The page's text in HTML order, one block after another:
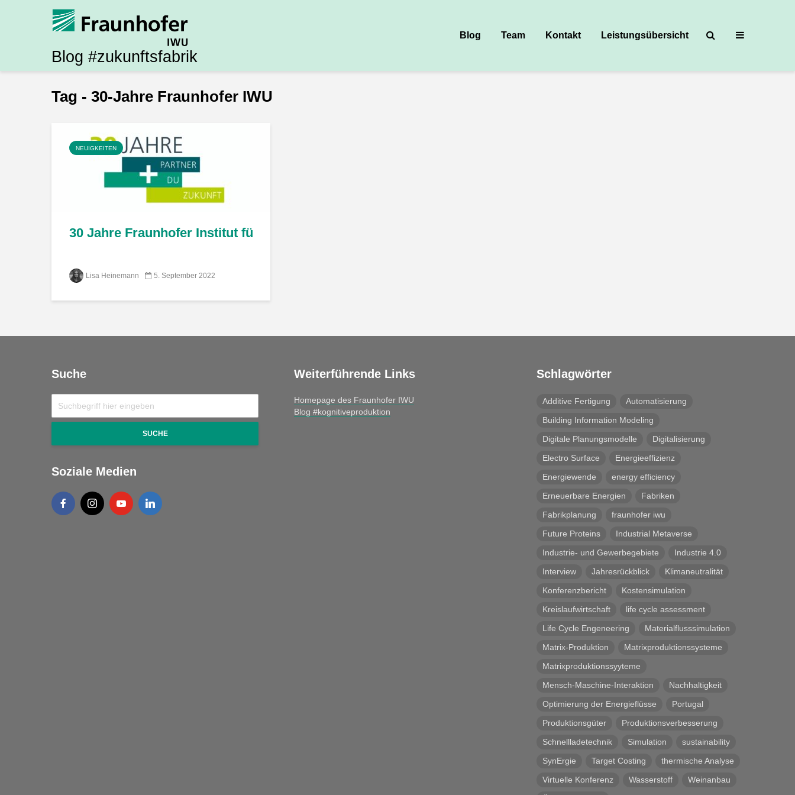
Blog #zukunftsfabrik
Blog Team Kontakt Leistungsübersicht
Tag - 30-Jahre Fraunhofer IWU
NEUIGKEITEN
30 Jahre Fraunhofer Institut für Werkzeugmaschinen und Umformtechnik – digitale Festveranstaltung mit Einblicken
Lisa Heinemann 5. September 2022
Suche
SUCHE
Soziale Medien
Weiterführende Links
Homepage des Fraunhofer IWU
Blog #kognitiveproduktion
Schlagwörter
Additive Fertigung
Automatisierung
Building Information Modeling
Digitale Planungsmodelle
Digitalisierung
Electro Surface
Energieeffizienz
Energiewende
energy efficiency
Erneuerbare Energien
Fabriken
Fabrikplanung
fraunhofer iwu
Future Proteins
Industrial Metaverse
Industrie- und Gewerbegebiete
Industrie 4.0
Interview
Jahresrückblick
Klimaneutralität
Konferenzbericht
Kostensimulation
Kreislaufwirtschaft
life cycle assessment
Life Cycle Engeneering
Materialflusssimulation
Matrix-Produktion
Matrixproduktionssysteme
Matrixproduktionssyyteme
Mensch-Maschine-Interaktion
Nachhaltigkeit
Optimierung der Energieflüsse
Portugal
Produktionsgüter
Produktionsverbesserung
Schnellladetechnik
Simulation
sustainability
SynErgie
Target Costing
thermische Analyse
Virtuelle Konferenz
Wasserstoff
Weinanbau